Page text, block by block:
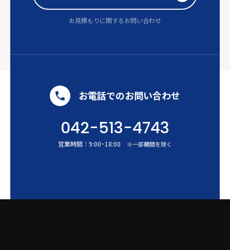
お見積もりに関するお問い合わせ
お電話でのお問い合わせ
042-513-4743
営業時間： 9:00~18:00 ※一部期間を除く